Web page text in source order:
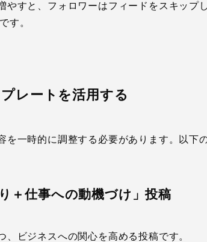
やすと、フォロワーはフィードをスキップ
です。
レートを活用する
を一時的に調整する必要があります。以下
＋仕事への動機づけ」投稿
ビジネスへの関心を高める投稿です。